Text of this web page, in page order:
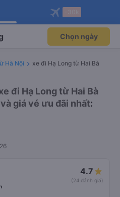
ngay!
viên độc
Mở app
vé máy bay qua
Mở app
Chọn ngày
Hà Nội
xe đi Hạ Long từ Hai Bà
đi Hạ Long từ Hai Bà
giá vé ưu đãi nhất:
4.7
(24 đánh giá)